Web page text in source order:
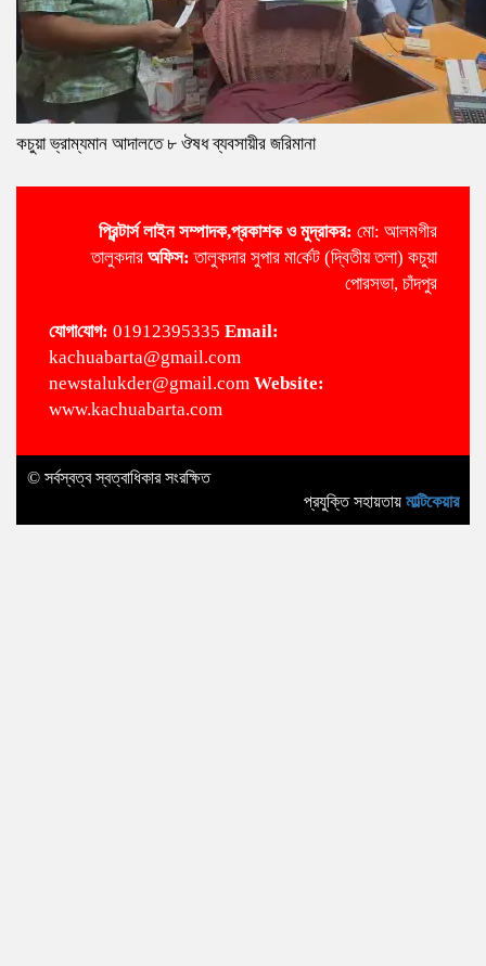
কচুয়া ভ্রাম্যমান আদালতে ৮ ঔষধ ব্যবসায়ীর জরিমানা
প্রিন্টার্স লাইন সম্পাদক,প্রকাশক ও মুদ্রাকর: মো: আলমগীর
তালুকদার অ‌ফিস:তালুকদার সুপার মা‌র্কেট (দ্বিতীয় তলা) কচুয়া
পোরসভা, চাঁদপুর
‌যোগা‌যোগ: 01912395335 Email:
kachuabarta@gmail.com
newstalukder@gmail.com Website:
www.kachuabarta.com
© সর্বস্বত্ব স্বত্বাধিকার সংরক্ষিত
প্রযুক্তি সহায়তায় মাল্টিকেয়ার